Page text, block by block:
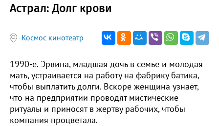
Астрал: Долг крови
Космос кинотеатр
1990-е. Эрвина, младшая дочь в семье и молодая
мать, устраивается на работу на фабрику батика,
чтобы выплатить долги. Вскоре женщина узнаёт,
что на предприятии проводят мистические
ритуалы и приносят в жертву рабочих, чтобы
компания процветала.